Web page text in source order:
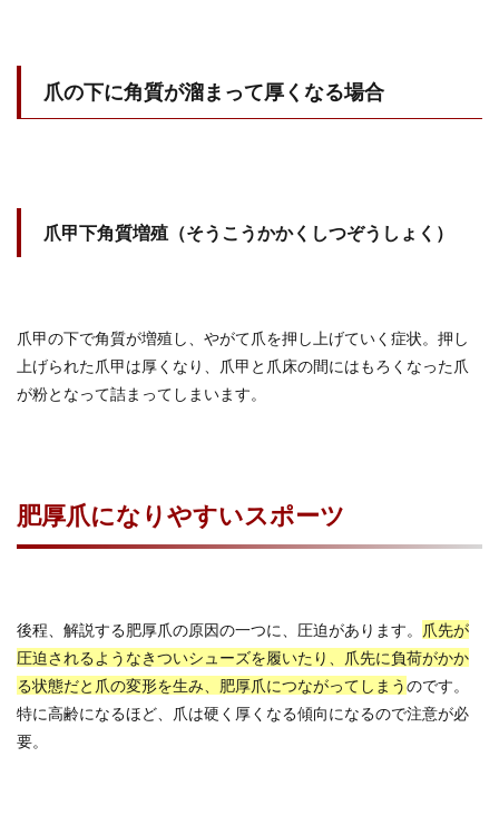
爪の下に角質が溜まって厚くなる場合
爪甲下角質増殖（そうこうかかくしつぞうしょく）
爪甲の下で角質が増殖し、やがて爪を押し上げていく症状。押し
上げられた爪甲は厚くなり、爪甲と爪床の間にはもろくなった爪
が粉となって詰まってしまいます。
肥厚爪になりやすいスポーツ
後程、解説する肥厚爪の原因の一つに、圧迫があります。
爪先が
圧迫されるようなきついシューズを履いたり、爪先に負荷がかか
る状態だと爪の変形を生み、肥厚爪につながってしまうのです。
特に高齢になるほど、爪は硬く厚くなる傾向になるので注意が必
要。